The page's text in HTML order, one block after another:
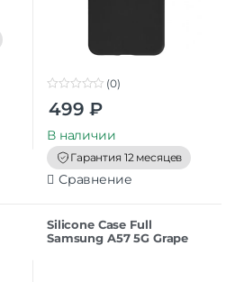
o
t
o
f
5
(0)
499 ₽
В наличии
Гарантия 12 месяцев
Сравнение
Silicone Case Full
Samsung A57 5G Grape